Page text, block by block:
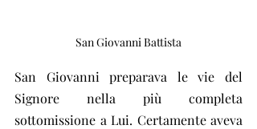
San Giovanni Battista
San Giovanni preparava le vie del
Signore nella più completa
sottomissione a Lui. Certamente aveva